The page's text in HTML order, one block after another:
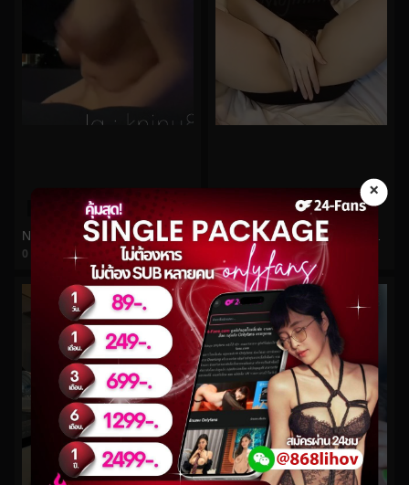
×
Nuninal_22 No.156
0
watch video
หลุดโอลี่แฟนMojiniimนักศึกษาสาวมารับงานหาค่าเทอม
views
watch video